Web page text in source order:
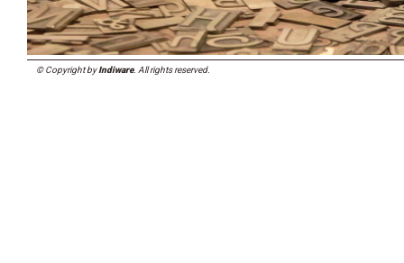
© Copyright byIndiware. All rights reserved.